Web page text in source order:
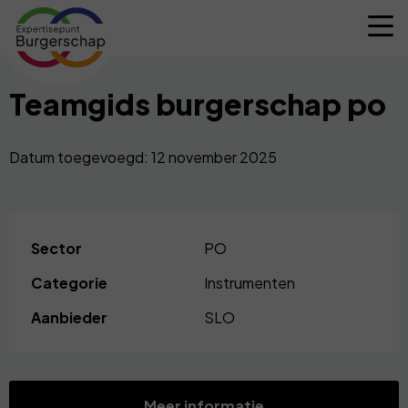
Expertisepunt
Burgerschap
Teamgids burgerschap po
Datum toegevoegd: 12 november 2025
Sector
PO
Categorie
Instrumenten
Aanbieder
SLO